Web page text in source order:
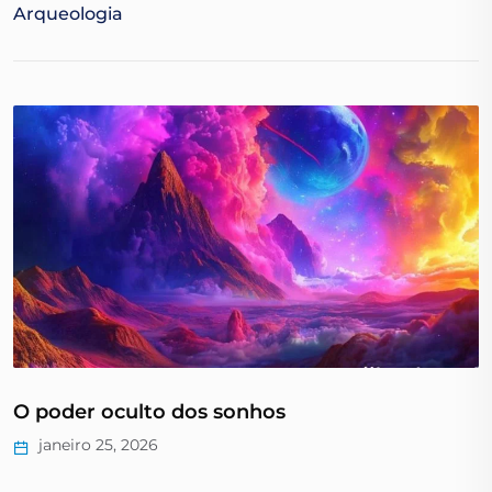
Arqueologia
O poder oculto dos sonhos
janeiro 25, 2026